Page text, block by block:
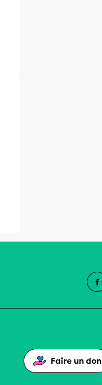
Faire un don